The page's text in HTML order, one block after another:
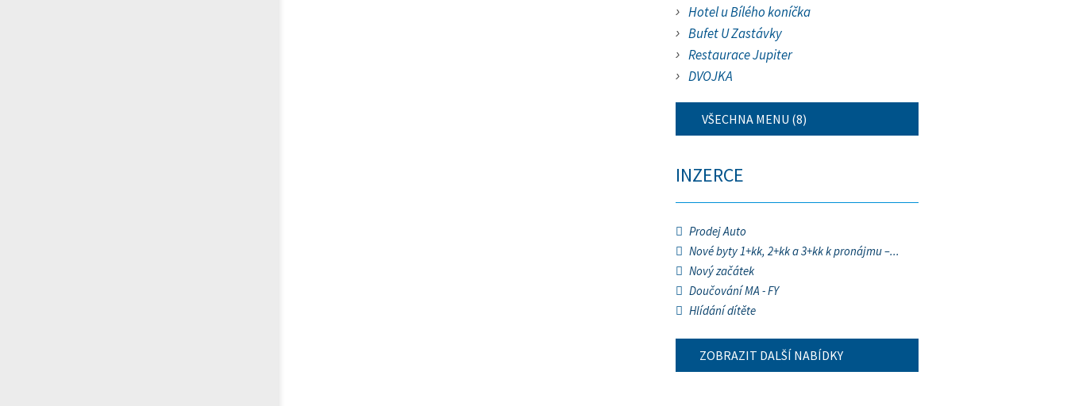
Hotel u Bílého koníčka
Bufet U Zastávky
Restaurace Jupiter
DVOJKA
VŠECHNA MENU (8)
INZERCE
Prodej Auto
Nové byty 1+kk, 2+kk a 3+kk k pronájmu –...
Nový začátek
Doučování MA - FY
Hlídání dítěte
ZOBRAZIT DALŠÍ NABÍDKY